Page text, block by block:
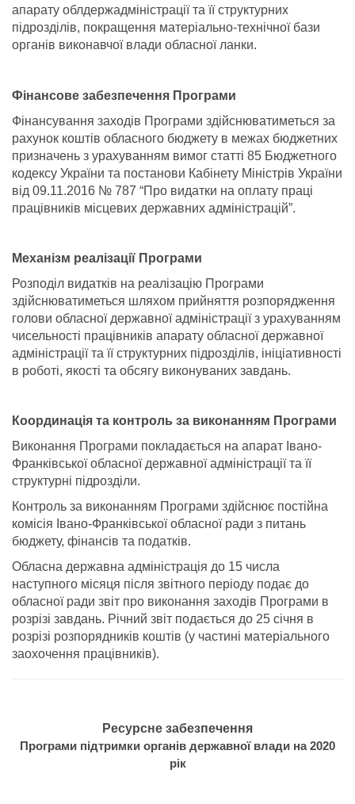
апарату облдержадміністрації та її структурних
підрозділів, покращення матеріально-технічної бази
органів виконавчої влади обласної ланки.
Фінансове забезпечення Програми
Фінансування заходів Програми здійснюватиметься за
рахунок коштів обласного бюджету в межах бюджетних
призначень з урахуванням вимог статті 85 Бюджетного
кодексу України та постанови Кабінету Міністрів України
від 09.11.2016 № 787 “Про видатки на оплату праці
працівників місцевих державних адміністрацій”.
Механізм реалізації Програми
Розподіл видатків на реалізацію Програми
здійснюватиметься шляхом прийняття розпорядження
голови обласної державної адміністрації з урахуванням
чисельності працівників апарату обласної державної
адміністрації та її структурних підрозділів, ініціативності
в роботі, якості та обсягу виконуваних завдань.
Координація та контроль за виконанням Програми
Виконання Програми покладається на апарат Івано-
Франківської обласної державної адміністрації та її
структурні підрозділи.
Контроль за виконанням Програми здійснює постійна
комісія Івано-Франківської обласної ради з питань
бюджету, фінансів та податків.
Обласна державна адміністрація до 15 числа
наступного місяця після звітного періоду подає до
обласної ради звіт про виконання заходів Програми в
розрізі завдань. Річний звіт подається до 25 січня в
розрізі розпорядників коштів (у частині матеріального
заохочення працівників).
Ресурсне забезпечення
Програми підтримки органів державної влади на 2020
рік